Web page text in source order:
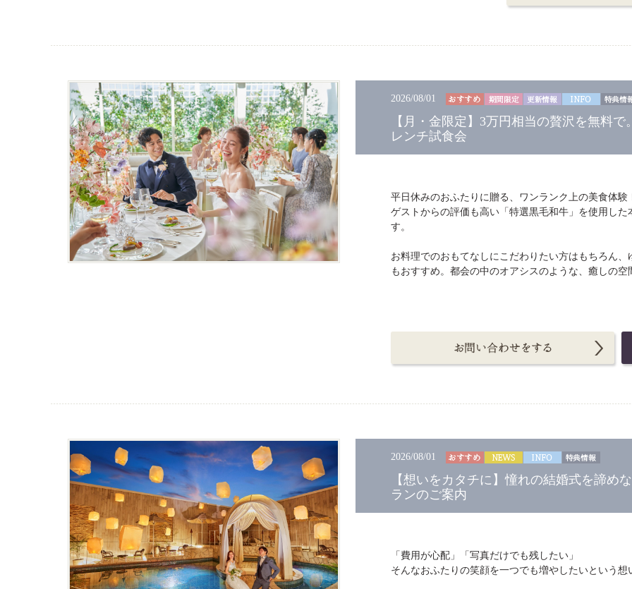
2026/08/01
【月・金限定】3万円相当の贅沢を無料
レンチ試食会
平日休みのおふたりに贈る、ワンランク上の美食体験
ゲストからの評価も高い「特選黒毛和牛」を使用し
す。
お料理でのおもてなしにこだわりたい方はもちろん
もおすすめ。都会の中のオアシスのような、癒しの空
2026/08/01
【想いをカタチに】憧れの結婚式を諦め
ランのご案内
「費用が心配」「写真だけでも残したい」
そんなおふたりの笑顔を一つでも増やしたいという想